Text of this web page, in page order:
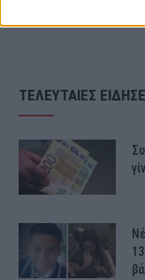
ΤΕΛΕΥΤΑΙΕΣ